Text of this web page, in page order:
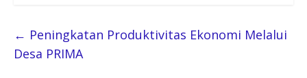
← Peningkatan Produktivitas Ekonomi Melalui
Desa PRIMA